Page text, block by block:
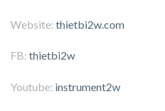
Website: thietbi2w.com
FB: thietbi2w
Youtube: instrument2w